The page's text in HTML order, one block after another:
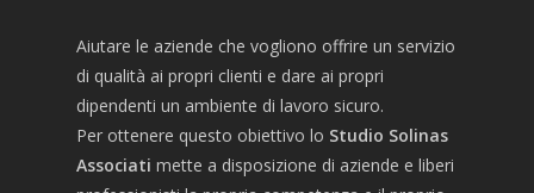
Aiutare le aziende che vogliono offrire un servizio
di qualità ai propri clienti e dare ai propri
dipendenti un ambiente di lavoro sicuro.
Per ottenere questo obiettivo lo Studio Solinas
Associati mette a disposizione di aziende e liberi